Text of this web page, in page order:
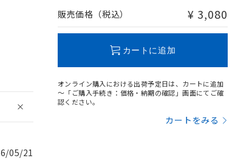
05/21
販売価格（税込） ¥ 3,080
カートに追加
オンライン購入における出荷予定日は、カートに追加
～「ご購入手続き：価格・納期の確認」画面にてご確
認ください。
カートをみる